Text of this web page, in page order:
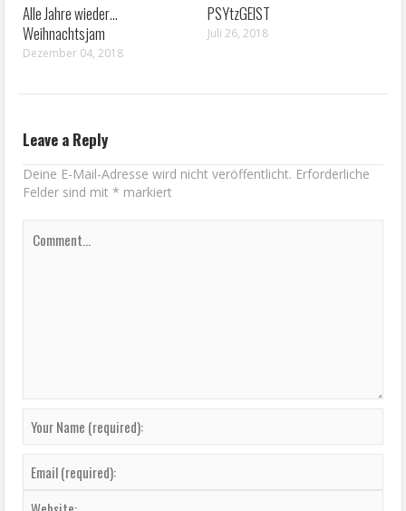
Alle Jahre wieder…
Weihnachtsjam
Dezember 04, 2018
PSYtzGEIST
Juli 26, 2018
Leave a Reply
Deine E-Mail-Adresse wird nicht veröffentlicht. Erforderliche
Felder sind mit* markiert